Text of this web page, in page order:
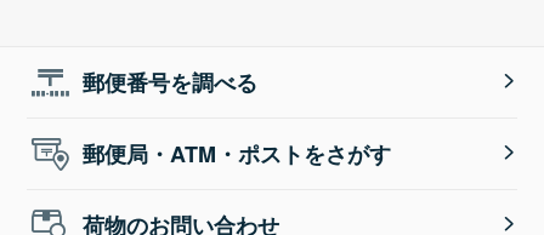
郵便番号を調べる
郵便局・ATM・ポストをさがす
荷物のお問い合わせ